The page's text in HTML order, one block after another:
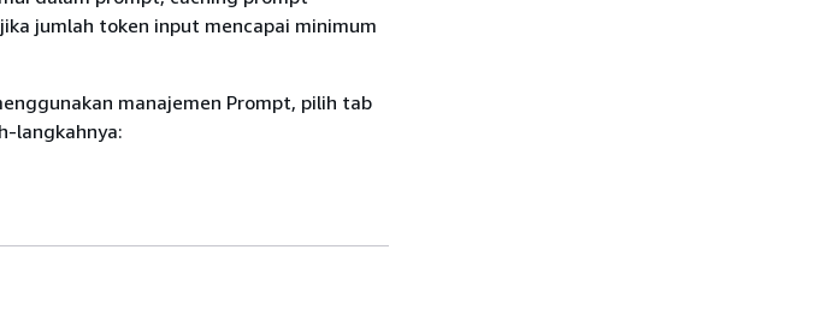
jumlah token input mencapai minimum
manajemen Prompt, pilih tab
langkahnya: